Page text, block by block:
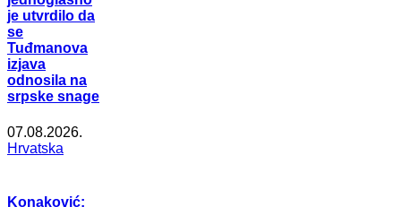
je utvrdilo da
se
Tuđmanova
izjava
odnosila na
srpske snage
07.08.2026.
Hrvatska
Konaković: